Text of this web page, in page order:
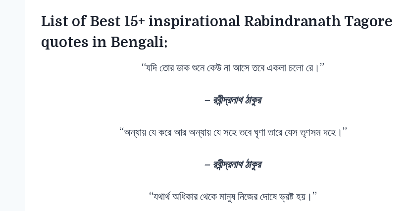
List of Best 15+ inspirational Rabindranath Tagore
quotes in Bengali:
“যদি তোর ডাক শুনে কেউ না আসে তবে একলা চলো রে।”
– রবীন্দ্রনাথ ঠাকুর
“অন্যায় যে করে আর অন্যায় যে সহে তবে ঘৃণা তারে যেস তৃণসম দহে।”
– রবীন্দ্রনাথ ঠাকুর
“যথার্থ অধিকার থেকে মানুষ নিজের দোষে ভ্রষ্ট হয়।”